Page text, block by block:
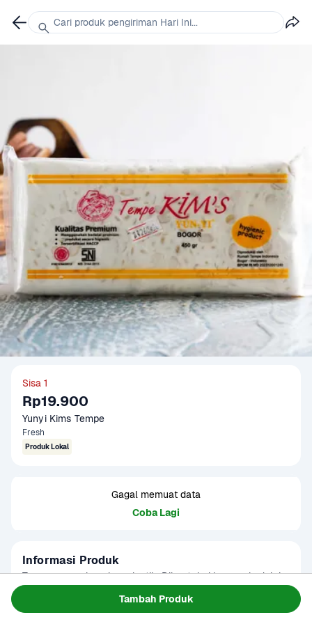
Tambah Produk
Sisa 1
Rp19.900
Yunyi Kims Tempe
Fresh
Produk Lokal
Gagal memuat data
Coba Lagi
Informasi Produk
Tempe papan bungkus plastik. Dibuat dari kacang kedelai
tempe goreng, tempe bacem, tempe oreg, dan lain
Cari produk pengiriman Hari Ini...